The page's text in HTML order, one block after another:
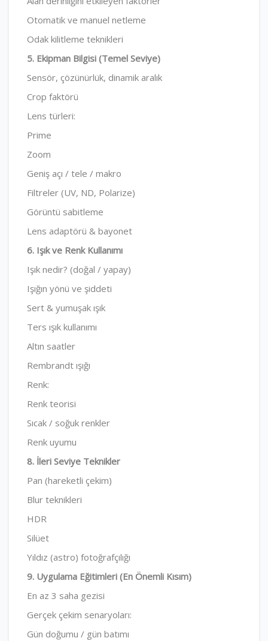
Otomatik ve manuel netleme
Odak kilitleme teknikleri
5. Ekipman Bilgisi (Temel Seviye)
Sensör, çözünürlük, dinamik aralık
Crop faktörü
Lens türleri:
Prime
Zoom
Geniş açı / tele / makro
Filtreler (UV, ND, Polarize)
Görüntü sabitleme
Lens adaptörü & bayonet
6. Işık ve Renk Kullanımı
Işık nedir? (doğal / yapay)
Işığın yönü ve şiddeti
Sert & yumuşak ışık
Ters ışık kullanımı
Altın saatler
Rembrandt ışığı
Renk:
Renk teorisi
Sıcak / soğuk renkler
Renk uyumu
8. İleri Seviye Teknikler
Pan (hareketli çekim)
Blur teknikleri
HDR
Silüet
Yıldız (astro) fotoğrafçılığı
9. Uygulama Eğitimleri (En Önemli Kısım)
En az 3 saha gezisi
Gerçek çekim senaryoları:
Gün doğumu / gün batımı